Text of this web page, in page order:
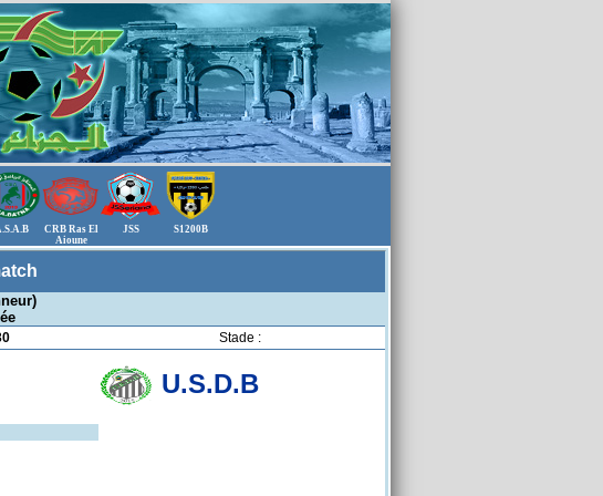
CRB Ras El
Aioune
JSS S1200B
Stade :
U.S.D.B